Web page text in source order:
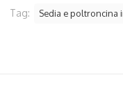
Tag: Sedia e poltroncina